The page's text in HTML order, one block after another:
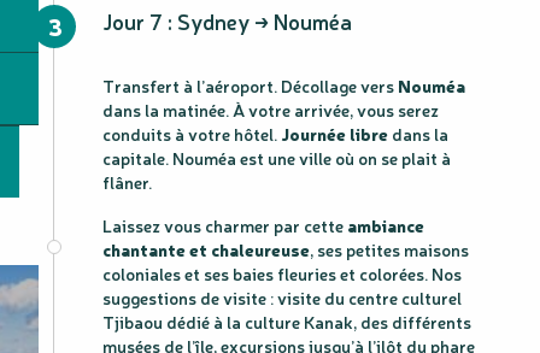
3 Jour 7 : Sydney → Nouméa
Transfert à l’aéroport. Décollage vers Nouméa
dans la matinée. À votre arrivée, vous serez
conduits à votre hôtel. Journée libre dans la
capitale. Nouméa est une ville où on se plait à
flâner.
Laissez vous charmer par cette ambiance
chantante et chaleureuse, ses petites maisons
coloniales et ses baies fleuries et colorées. Nos
suggestions de visite : visite du centre culturel
Tjibaou dédié à la culture Kanak, des différents
musées de l’île, excursions jusqu’à l’ilôt du phare